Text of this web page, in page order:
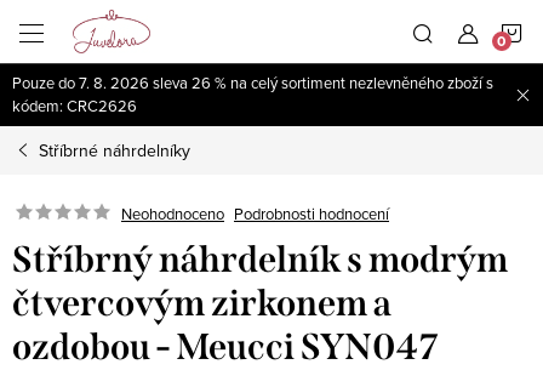
obsah
Pouze do 7. 8. 2026 sleva 26 % na celý sortiment nezlevněného zboží s
kódem: CRC2626
Stříbrné náhrdelníky
Neohodnoceno Podrobnosti hodnocení
Stříbrný náhrdelník s modrým
čtvercovým zirkonem a
ozdobou - Meucci SYN047